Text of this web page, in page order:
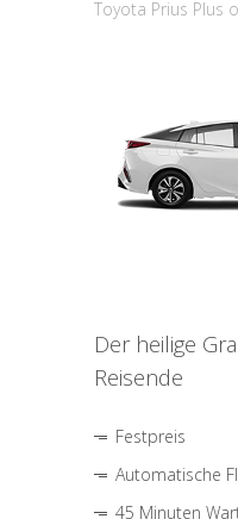
Toyota Prius Plus
Der heilige
Reisende
Festpreis
Automatische
45 Minuten